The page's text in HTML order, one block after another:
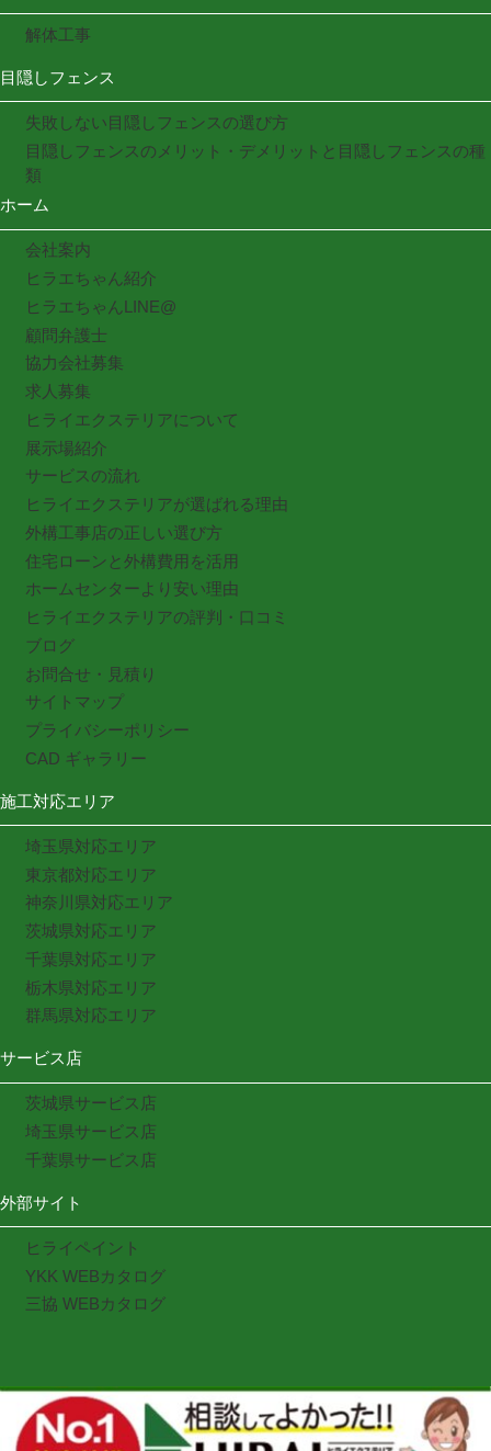
解体工事
目隠しフェンス
失敗しない目隠しフェンスの選び方
目隠しフェンスのメリット・デメリットと目隠しフェンスの種
類
ホーム
会社案内
ヒラエちゃん紹介
ヒラエちゃんLINE@
顧問弁護士
協力会社募集
求人募集
ヒライエクステリアについて
展示場紹介
サービスの流れ
ヒライエクステリアが選ばれる理由
外構工事店の正しい選び方
住宅ローンと外構費用を活用
ホームセンターより安い理由
ヒライエクステリアの評判・口コミ
ブログ
お問合せ・見積り
サイトマップ
プライバシーポリシー
CAD ギャラリー
施工対応エリア
埼玉県対応エリア
東京都対応エリア
神奈川県対応エリア
茨城県対応エリア
千葉県対応エリア
栃木県対応エリア
群馬県対応エリア
サービス店
茨城県サービス店
埼玉県サービス店
千葉県サービス店
外部サイト
ヒライペイント
YKK WEBカタログ
三協 WEBカタログ